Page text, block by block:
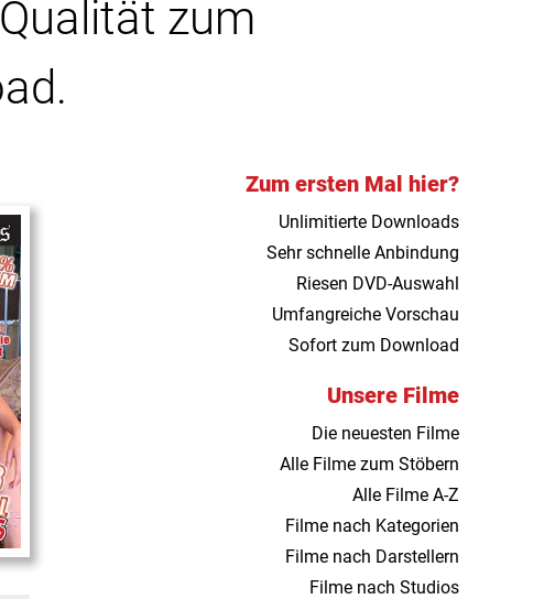
zum
Zum ersten Mal hier?
Unlimitierte Downloads
Sehr schnelle Anbindung
Riesen DVD-Auswahl
Umfangreiche Vorschau
Sofort zum Download
Unsere Filme
Die neuesten Filme
Alle Filme zum Stöbern
Alle Filme A-Z
Filme nach Kategorien
Filme nach Darstellern
Filme nach Studios